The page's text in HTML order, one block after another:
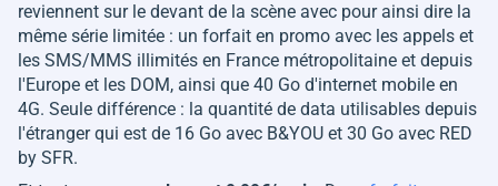
reviennent sur le devant de la scène avec pour ainsi dire la
même série limitée : un forfait en promo avec les appels et
les SMS/MMS illimités en France métropolitaine et depuis
l'Europe et les DOM, ainsi que 40 Go d'internet mobile en
4G. Seule différence : la quantité de data utilisables depuis
l'étranger qui est de 16 Go avec B&YOU et 30 Go avec RED
by SFR.